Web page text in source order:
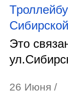
Сибирской
Это
26 Июня /